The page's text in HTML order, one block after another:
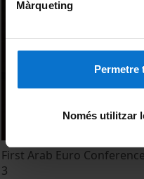
Màrqueting
Permetre
Només utilitzar
First Arab Euro
3